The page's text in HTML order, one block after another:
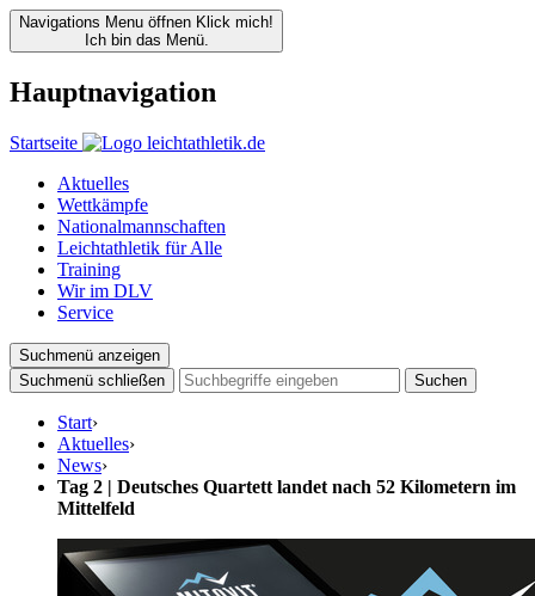
Navigations Menu öffnen Klick mich!
Ich bin das Menü.
Hauptnavigation
Startseite
Aktuelles
Wettkämpfe
Nationalmannschaften
Leichtathletik für Alle
Training
Wir im DLV
Service
Suchmenü anzeigen
Suchmenü schließen
Suchen
Start›
Aktuelles›
News›
Tag 2 | Deutsches Quartett landet nach 52 Kilometern im
Mittelfeld